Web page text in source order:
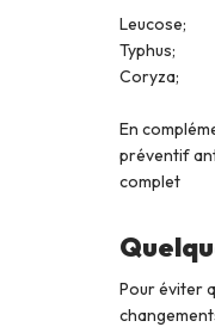
Leucose;
Typhus;
Coryza;
En
préventif
complet
Pour éviter